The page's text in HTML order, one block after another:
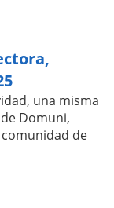
una misma
Domuni,
de